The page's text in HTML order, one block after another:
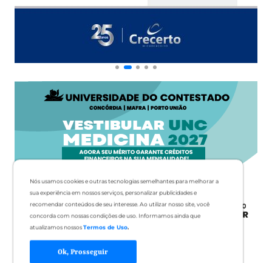
Nós usamos cookies e outras tecnologias semelhantes para melhorar a
sua experiência em nossos serviços, personalizar publicidades e
recomendar conteúdos de seu interesse. Ao utilizar nosso site, você
concorda com nossas condições de uso. Informamos ainda que
atualizamos nossosTermos de Uso.
Ok, Prosseguir